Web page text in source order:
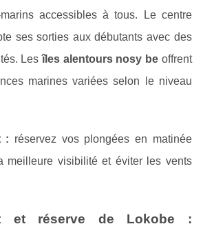
accessibles à tous. Le centre
ses sorties aux débutants avec des
Lesîles alentours nosy beoffrent
marines variées selon le niveau
: réservez vos plongées en matinée
meilleure visibilité et éviter les vents
et réserve de Lokobe :